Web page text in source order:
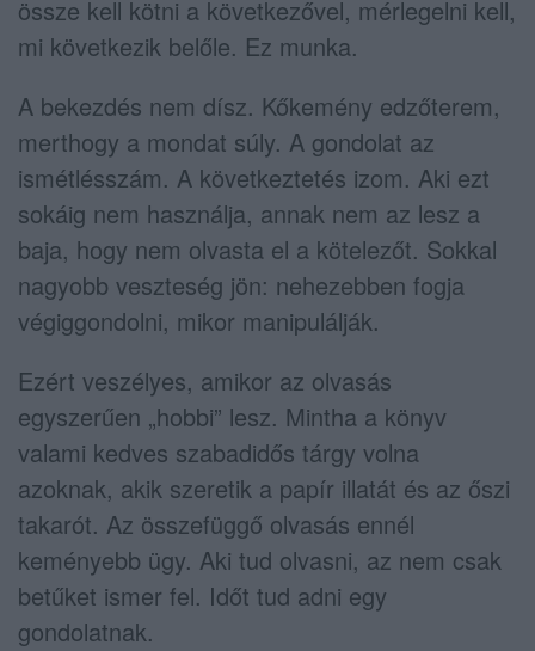
össze kell kötni a következővel, mérlegelni kell,
mi következik belőle. Ez munka.
A bekezdés nem dísz. Kőkemény edzőterem,
merthogy a mondat súly. A gondolat az
ismétlésszám. A következtetés izom. Aki ezt
sokáig nem használja, annak nem az lesz a
baja, hogy nem olvasta el a kötelezőt. Sokkal
nagyobb veszteség jön: nehezebben fogja
végiggondolni, mikor manipulálják.
Ezért veszélyes, amikor az olvasás
egyszerűen „hobbi” lesz. Mintha a könyv
valami kedves szabadidős tárgy volna
azoknak, akik szeretik a papír illatát és az őszi
takarót. Az összefüggő olvasás ennél
keményebb ügy. Aki tud olvasni, az nem csak
betűket ismer fel. Időt tud adni egy
gondolatnak.